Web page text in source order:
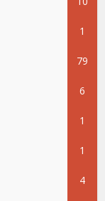
1
79
6
1
1
4